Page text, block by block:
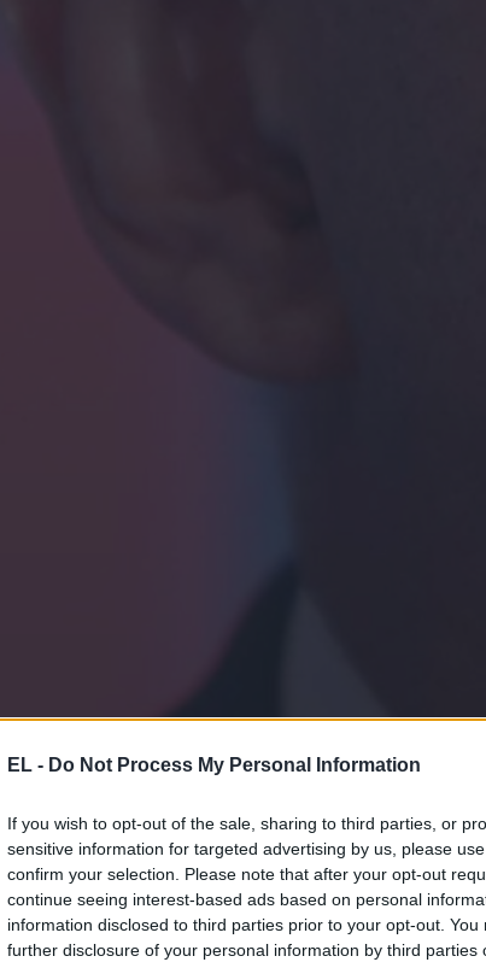
EL - Do Not Process My Personal Information
If you wish to opt-out of the sale, sharing to third parties, or
sensitive information for targeted advertising by us, please
confirm your selection. Please note that after your opt-out
continue seeing interest-based ads based on personal
information disclosed to third parties prior to your opt-out.
further disclosure of your personal information by third parties